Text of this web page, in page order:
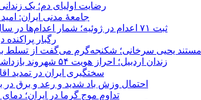
رضایت اولیای دم؛ یک
جامعهٔ مدنی ایران:
ثبت ۷۱ اعدام در ژوئیه؛ شمار اعدام‌ها در سال ۲۰۲۶ به دست‌کم ۴۴۴ نفر رسید
رگبار
مستند یحیی سرخانی؛ شکنجه‌گرم می‌گفت از تسلط
زندان اردبیل؛ احراز هویت ۵۴ شهروند بازداشت‌شده در اعتراضات دی‌ماه ۱۴۰۴
سختگیری ایران در تمدید
احتمال وزش باد شدید و رعد و برق
تداوم موج گرما در ایران؛ دمای هوا در ۶استان به